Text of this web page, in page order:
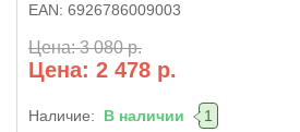
EAN: 6926786009003
Цена: 3 080 р.
Цена: 2 478 р.
Наличие: В наличии 1